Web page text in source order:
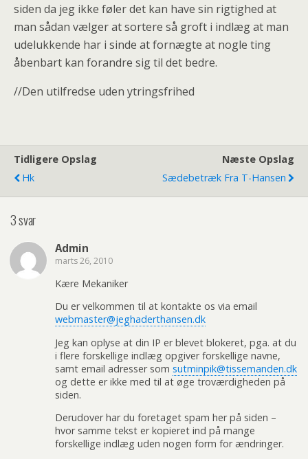
siden da jeg ikke føler det kan have sin rigtighed at
man sådan vælger at sortere så groft i indlæg at man
udelukkende har i sinde at fornægte at nogle ting
åbenbart kan forandre sig til det bedre.
//Den utilfredse uden ytringsfrihed
Tidligere Opslag
Hk
Næste Opslag
Sædebetræk Fra T-Hansen
3 svar
Admin
marts 26, 2010
Kære Mekaniker
Du er velkommen til at kontakte os via email
webmaster@jeghaderthansen.dk
Jeg kan oplyse at din IP er blevet blokeret, pga. at du
i flere forskellige indlæg opgiver forskellige navne,
samt email adresser som sutminpik@tissemanden.dk
og dette er ikke med til at øge troværdigheden på
siden.
Derudover har du foretaget spam her på siden –
hvor samme tekst er kopieret ind på mange
forskellige indlæg uden nogen form for ændringer.